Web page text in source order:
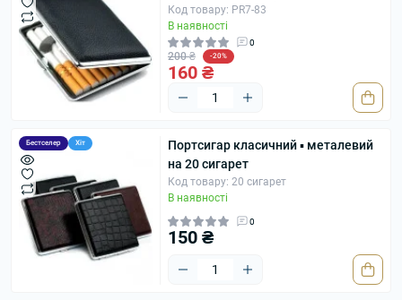
Код товару: PR7-83
В наявності
0
200 ₴ -20%
160 ₴
Бестселер Хіт
Портсигар класичний ▪ металевий
на 20 сигарет
Код товару: 20 сигарет
В наявності
0
150 ₴